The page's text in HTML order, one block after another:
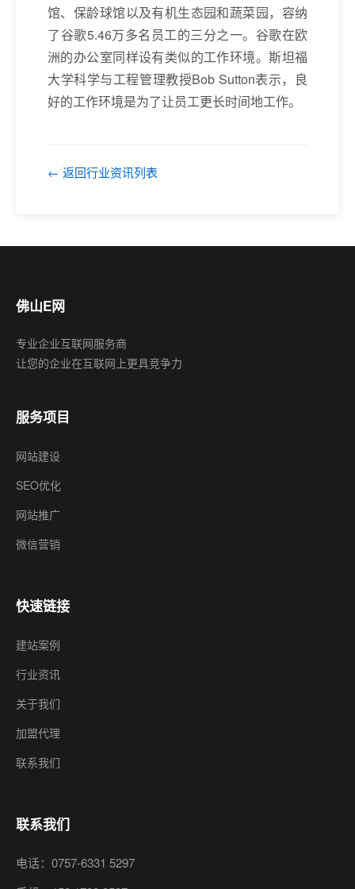
馆、保龄球馆以及有机生态园和蔬菜园，容纳
了谷歌5.46万多名员工的三分之一。谷歌在欧
洲的办公室同样设有类似的工作环境。斯坦福
大学科学与工程管理教授Bob Sutton表示，良
好的工作环境是为了让员工更长时间地工作。
← 返回行业资讯列表
佛山E网
专业企业互联网服务商
让您的企业在互联网上更具竞争力
服务项目
网站建设
SEO优化
网站推广
微信营销
快速链接
建站案例
行业资讯
关于我们
加盟代理
联系我们
联系我们
电话：0757-6331 5297